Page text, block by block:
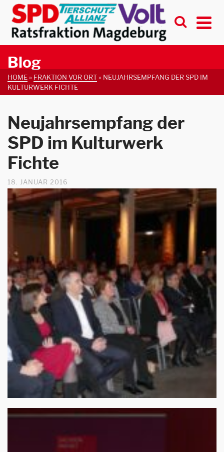
Blog
HOME» FRAKTION VOR ORT» NEUJAHRSEMPFANG DER SPD IM
KULTURWERK FICHTE
Neujahrsempfang der
SPD im Kulturwerk
Fichte
18. JANUAR 2016